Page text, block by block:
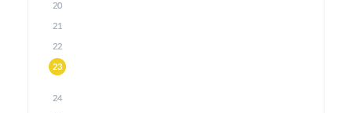
20
21
22
23
24